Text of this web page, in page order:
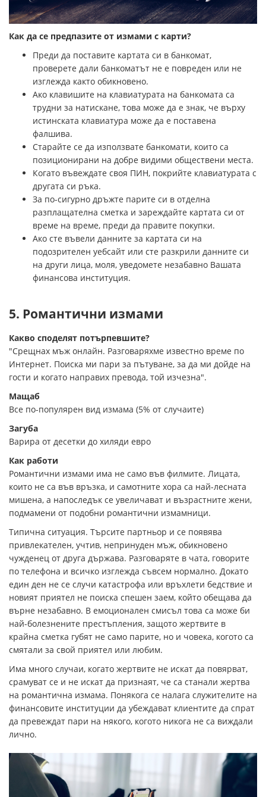
Как да се предпазите от измами с карти?
Преди да поставите картата си в банкомат,
проверете дали банкоматът не е повреден или не
изглежда както обикновено.
Ако клавишите на клавиатурата на банкомата са
трудни за натискане, това може да е знак, че върху
истинската клавиатура може да е поставена
фалшива.
Старайте се да използвате банкомати, които са
позиционирани на добре видими обществени места.
Когато въвеждате своя ПИН, покрийте клавиатурата с
другата си ръка.
За по-сигурно дръжте парите си в отделна
разплащателна сметка и зареждайте картата си от
време на време, преди да правите покупки.
Ако сте въвели данните за картата си на
подозрителен уебсайт или сте разкрили данните си
на други лица, моля, уведомете незабавно Вашата
финансова институция.
5. Романтични измами
Какво споделят потърпевшите?
"Срещнах мъж онлайн. Разговаряхме известно време по
Интернет. Поиска ми пари за пътуване, за да ми дойде на
гости и когато направих превода, той изчезна".
Мащаб
Все по-популярен вид измама (5% от случаите)
Загуба
Варира от десетки до хиляди евро
Как работи
Романтични измами има не само във филмите. Лицата,
които не са във връзка, и самотните хора са най-лесната
мишена, а напоследък се увеличават и възрастните жени,
подмамени от подобни романтични измамници.
Типична ситуация. Търсите партньор и се появява
привлекателен, учтив, непринуден мъж, обикновено
чужденец от друга държава. Разговаряте в чата, говорите
по телефона и всичко изглежда съвсем нормално. Докато
един ден не се случи катастрофа или връхлети бедствие и
новият приятел не поиска спешен заем, който обещава да
върне незабавно. В емоционален смисъл това са може би
най-болезнените престъпления, защото жертвите в
крайна сметка губят не само парите, но и човека, когото са
смятали за свой приятел или любим.
Има много случаи, когато жертвите не искат да повярват,
срамуват се и не искат да признаят, че са станали жертва
на романтична измама. Понякога се налага служителите на
финансовите институции да убеждават клиентите да спрат
да превеждат пари на някого, когото никога не са виждали
лично.